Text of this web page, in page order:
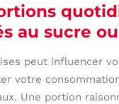
au sucre
peut influencer
votre
Une portion